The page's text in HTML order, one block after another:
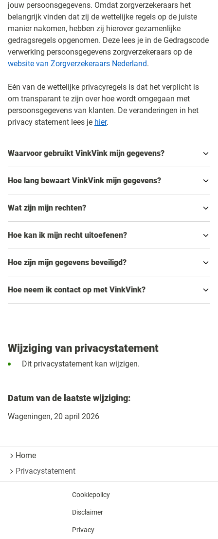
jouw persoonsgegevens. Omdat zorgverzekeraars het
belangrijk vinden dat zij de wettelijke regels op de juiste
manier nakomen, hebben zij hierover gezamenlijke
gedragsregels opgenomen. Deze lees je in de Gedragscode
verwerking persoonsgegevens zorgverzekeraars op de
website van Zorgverzekeraars Nederland.
Eén van de wettelijke privacyregels is dat het verplicht is
om transparant te zijn over hoe wordt omgegaan met
persoonsgegevens van klanten. De veranderingen in het
privacy statement lees je hier.
Waarvoor gebruikt VinkVink mijn gegevens?
Hoe lang bewaart VinkVink mijn gegevens?
Wat zijn mijn rechten?
Hoe kan ik mijn recht uitoefenen?
Hoe zijn mijn gegevens beveiligd?
Hoe neem ik contact op met VinkVink?
Wijziging van privacystatement
Dit privacystatement kan wijzigen.
Datum van de laatste wijziging:
Wageningen, 20 april 2026
Home
Privacystatement
Cookiepolicy
Disclaimer
Privacy